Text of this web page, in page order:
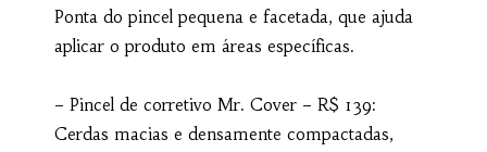
Ponta do pincel pequena e facetada, que ajuda
aplicar o produto em áreas específicas.
– Pincel de corretivo Mr. Cover – R$ 139:
Cerdas macias e densamente compactadas,